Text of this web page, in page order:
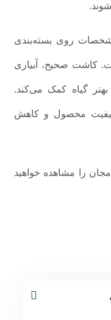
روی بسته‌بندی
کاشت صحیح، آبیاری
گیاه کمک می‌کند.
محصول و کاهش
را مشاهده خواهید